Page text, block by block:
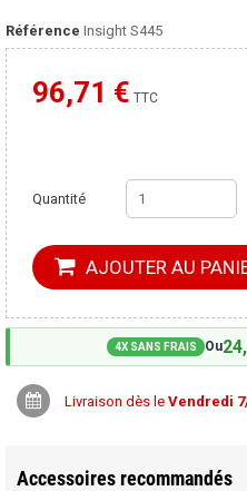
Référence Insight S445
96,71 € TTC
Moins cher ailleurs ?
Quantité
AJOUTER AU
4X SANS FRAIS Ou
Livraison dès le Vendredi
Accessoires recommandés